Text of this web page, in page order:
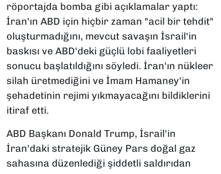
röportajda bomba gibi açıklamalar yaptı:
İran'ın ABD için hiçbir zaman "acil bir tehdit"
oluşturmadığını, mevcut savaşın İsrail'in
baskısı ve ABD'deki güçlü lobi faaliyetleri
sonucu başlatıldığını söyledi. İran'ın nükleer
silah üretmediğini ve İmam Hamaney'in
şehadetinin rejimi yıkmayacağını bildiklerini
itiraf etti.
ABD Başkanı Donald Trump, İsrail'in
İran'daki stratejik Güney Pars doğal gaz
sahasına düzenlediği şiddetli saldırıdan